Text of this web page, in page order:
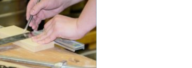
røykvarslere og
brannslokkere. Trygghet
bygges inn i vegger, tak,
dører og tekniske
installasjoner, ...